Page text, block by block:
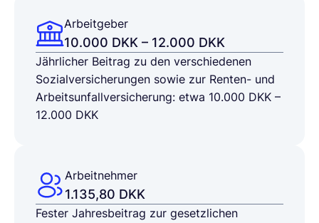
Arbeitgeber
10.000 DKK – 12.000 DKK
Jährlicher Beitrag zu den verschiedenen
Sozialversicherungen sowie zur Renten- und
Arbeitsunfallversicherung: etwa 10.000 DKK –
12.000 DKK
Arbeitnehmer
1.135,80 DKK
Fester Jahresbeitrag zur gesetzlichen